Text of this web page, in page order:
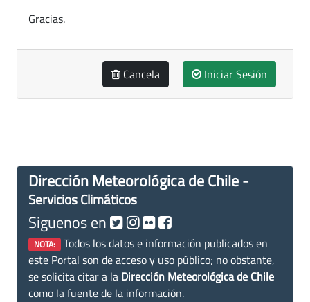
Gracias.
Cancela Iniciar Sesión
Dirección Meteorológica de Chile -
Servicios Climáticos
Siguenos en
NOTA: Todos los datos e información publicados en
este Portal son de acceso y uso público; no obstante,
se solicita citar a la Dirección Meteorológica de Chile
como la fuente de la información.